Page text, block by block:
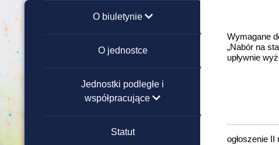
O biuletynie
Instrukcja obsługi
Redakcja strony
O jednostce
Jednostki podległe i
współpracujące
Placówki Opiekuńczo-
Statut
Wymagane
„Nabór na
upływnie
ogłoszenie II